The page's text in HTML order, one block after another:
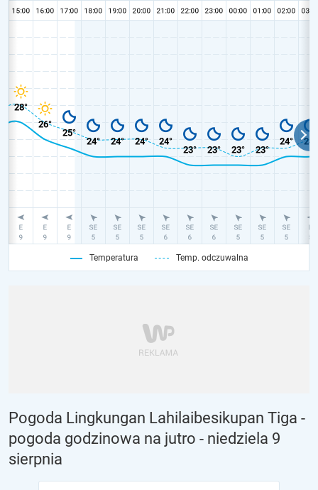
Temperatura Temp. odczuwalna
Pogoda Lingkungan Lahilaibesikupan Tiga -
pogoda godzinowa na jutro - niedziela 9
sierpnia